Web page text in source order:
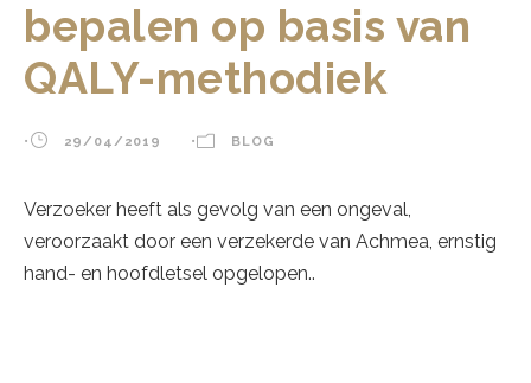
bepalen op basis van
QALY-methodiek
• 29/04/2019 • BLOG
Verzoeker heeft als gevolg van een ongeval,
veroorzaakt door een verzekerde van Achmea, ernstig
hand- en hoofdletsel opgelopen..